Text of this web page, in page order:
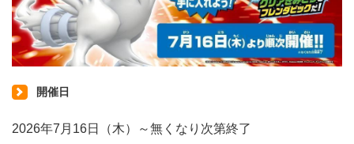
開催日
2026年7月16日（木）～無くなり次第終了